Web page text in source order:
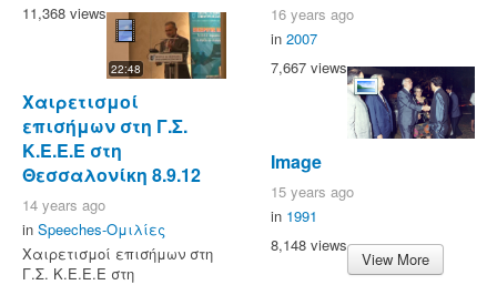
11,368 views
22:48
Χαιρετισμοί
επισήμων στη Γ.Σ.
Κ.Ε.Ε.Ε στη
Θεσσαλονίκη 8.9.12
14 years ago
in Speeches-Ομιλίες
Χαιρετισμοί επισήμων στη
Γ.Σ. Κ.Ε.Ε.Ε στη
16 years ago
in 2007
7,667 views
Image
15 years ago
in 1991
8,148 views
View More